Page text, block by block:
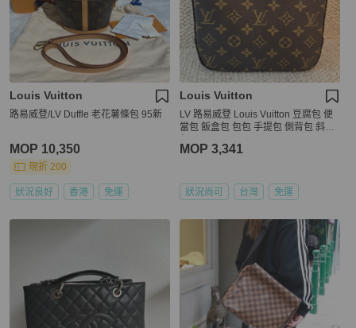
Louis Vuitton
路易威登/LV Duffle 老花薯條包 95新
MOP 10,350
現折 200
狀況良好 香港 免運
Louis Vuitton
LV 路易威登 Louis Vuitton 豆腐包 便
當包 飯盒包 包包 手提包 側背包 斜背
MOP 3,341
狀況尚可 台灣 免運